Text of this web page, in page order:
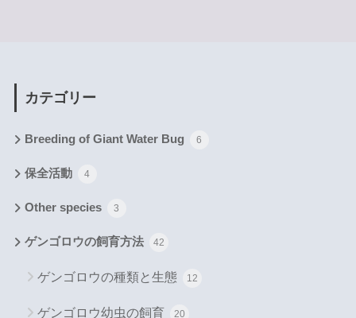
カテゴリー
Breeding of Giant Water Bug 6
保全活動 4
Other species 3
ゲンゴロウの飼育方法 42
ゲンゴロウの種類と生態 12
ゲンゴロウ幼虫の飼育 20